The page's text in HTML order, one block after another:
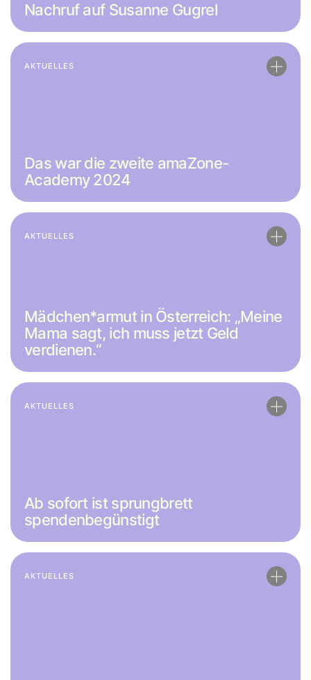
Nachruf auf Susanne Gugrel
AKTUELLES
Das war die zweite amaZone-
Academy 2024
AKTUELLES
Mädchen*armut in Österreich: „Meine
Mama sagt, ich muss jetzt Geld
verdienen.“
AKTUELLES
Ab sofort ist sprungbrett
spendenbegünstigt
AKTUELLES